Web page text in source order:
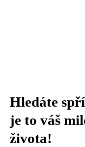
Hledáte
je to váš
života!